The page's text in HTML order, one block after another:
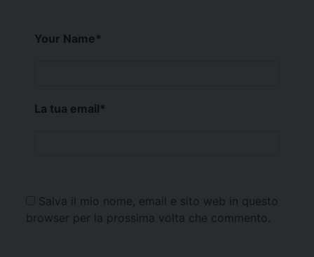
Your Name*
La tua email*
Salva il mio nome, email e sito web in questo
browser per la prossima volta che commento.